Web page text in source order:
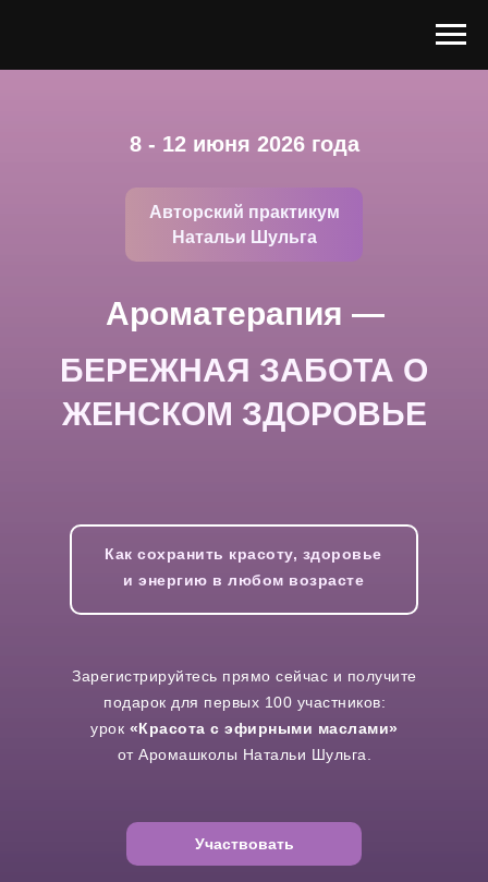
Зарегистрируйтесь прямо сейчас и получите
подарок для первых 100 участников:
урок «Красота с эфирными маслами»
от Аромашколы Натальи Шульга.
Участвовать
Ароматерапия —
8 - 12 июня 2026 года
Авторский практикум
Натальи Шульга
БЕРЕЖНАЯ ЗАБОТА О
ЖЕНСКОМ ЗДОРОВЬЕ
Как сохранить красоту, здоровье
и энергию в любом возрасте